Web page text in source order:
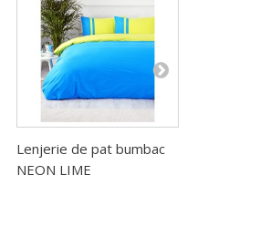
Lenjerie de pat bumbac
NEON LIME